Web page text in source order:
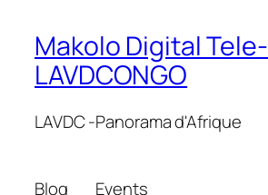
Makolo Digital Tele-
LAVDCONGO
LAVDC -Panorama d'Afrique
Blog Events